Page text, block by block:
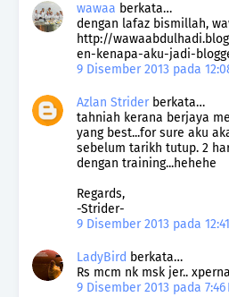
wawaa berkata…
dengan lafaz bismillah,
http://
en-kenapa-aku-jadi-
9 Disember 2013 pada
Azlan Striderberkata…
tahniah kerana berjaya
yang best...for sure aku
sebelum tarikh tutup. 2
dengan training...hehehe
Regards,
-Strider-
9 Disember 2013 pada 12:41
LadyBird berkata…
Rs mcm nk msk jer..
9 Disember 2013 pada 7:46